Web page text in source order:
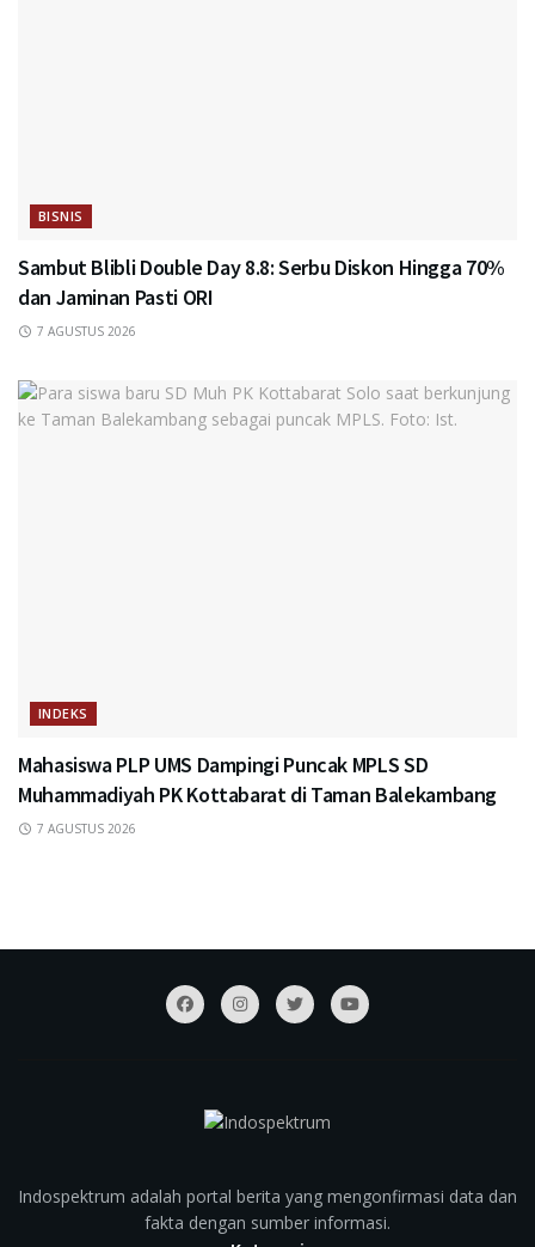
BISNIS
Sambut Blibli Double Day 8.8: Serbu Diskon Hingga 70%
dan Jaminan Pasti ORI
7 AGUSTUS 2026
INDEKS
Mahasiswa PLP UMS Dampingi Puncak MPLS SD
Muhammadiyah PK Kottabarat di Taman Balekambang
7 AGUSTUS 2026
Indospektrum adalah portal berita yang mengonfirmasi data dan
fakta dengan sumber informasi.